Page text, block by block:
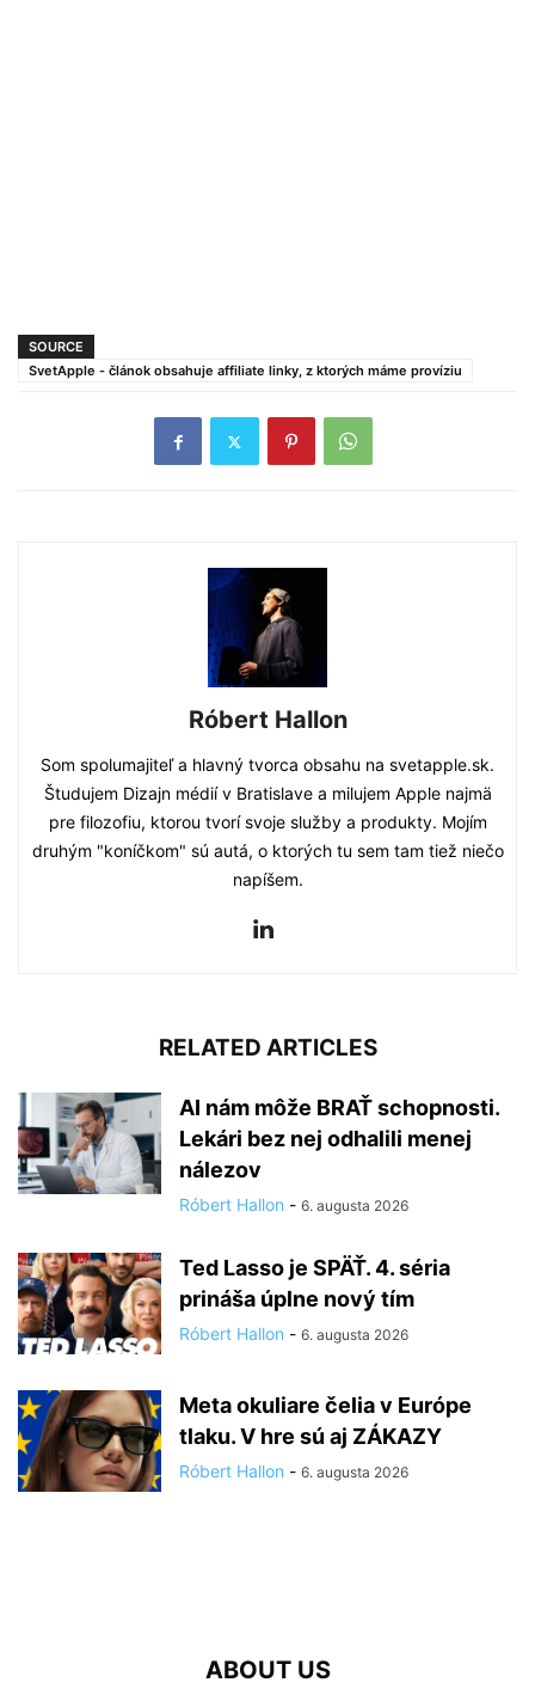
SOURCE
SvetApple - článok obsahuje affiliate linky, z ktorých máme províziu
Róbert Hallon
Som spolumajiteľ a hlavný tvorca obsahu na svetapple.sk.
Študujem Dizajn médií v Bratislave a milujem Apple najmä
pre filozofiu, ktorou tvorí svoje služby a produkty. Mojím
druhým "koníčkom" sú autá, o ktorých tu sem tam tiež niečo
napíšem.
RELATED ARTICLES
AI nám môže BRAŤ schopnosti.
Lekári bez nej odhalili menej
nálezov
Róbert Hallon - 6. augusta 2026
Ted Lasso je SPÄŤ. 4. séria
prináša úplne nový tím
Róbert Hallon - 6. augusta 2026
Meta okuliare čelia v Európe
tlaku. V hre sú aj ZÁKAZY
Róbert Hallon - 6. augusta 2026
ABOUT US